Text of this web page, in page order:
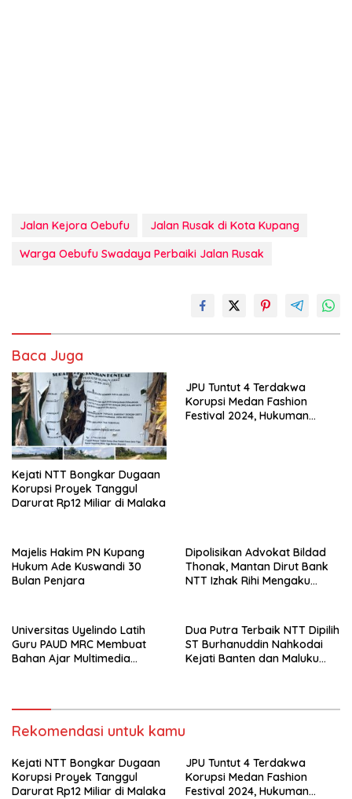
Jalan Kejora Oebufu
Jalan Rusak di Kota Kupang
Warga Oebufu Swadaya Perbaiki Jalan Rusak
Baca Juga
Kejati NTT Bongkar Dugaan
Korupsi Proyek Tanggul
Darurat Rp12 Miliar di Malaka
JPU Tuntut 4 Terdakwa
Korupsi Medan Fashion
Festival 2024, Hukuman
Majelis Hakim PN Kupang
Hukum Ade Kuswandi 30
Bulan Penjara
Dipolisikan Advokat Bildad
Thonak, Mantan Dirut Bank
NTT Izhak Rihi Mengaku
Universitas Uyelindo Latih
Guru PAUD MRC Membuat
Bahan Ajar Multimedia
Dua Putra Terbaik NTT Dipilih
ST Burhanuddin Nahkodai
Kejati Banten dan Maluku
Rekomendasi untuk kamu
Kejati NTT Bongkar Dugaan
Korupsi Proyek Tanggul
Darurat Rp12 Miliar di Malaka
JPU Tuntut 4 Terdakwa
Korupsi Medan Fashion
Festival 2024, Hukuman